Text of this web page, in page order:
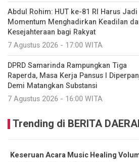
Abdul Rohim: HUT ke-81 RI Harus Jadi
Momentum Menghadirkan Keadilan
Kesejahteraan bagi Rakyat
7 Agustus 2026 - 17:00 WITA
DPRD Samarinda Rampungkan Tiga
Raperda, Masa Kerja Pansus I
Demi Matangkan Substansi
7 Agustus 2026 - 16:00 WITA
Trending di BERITA
Keseruan Acara Music Healing